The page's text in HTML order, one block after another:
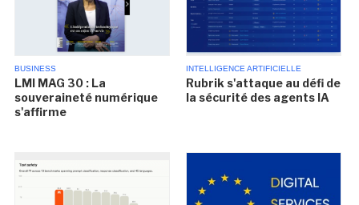
BUSINESS
LMI MAG 30 : La
souveraineté numérique
s'affirme
INTELLIGENCE ARTIFICIELLE
Rubrik s'attaque au défi de
la sécurité des agents IA